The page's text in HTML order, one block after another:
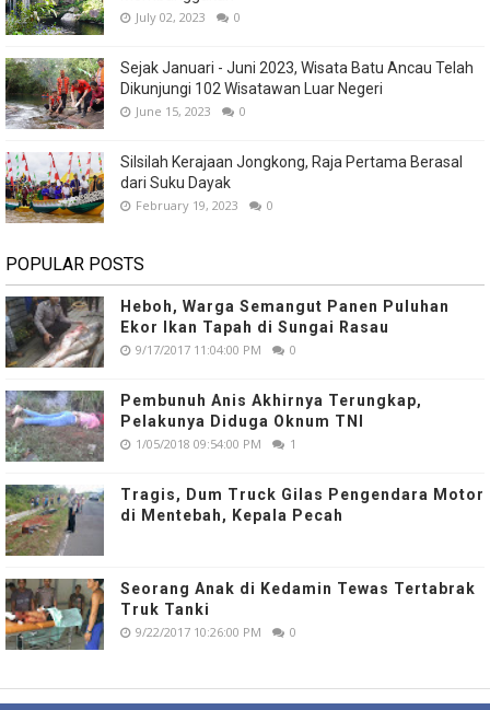
July 02, 2023 0
Sejak Januari - Juni 2023, Wisata Batu Ancau Telah
Dikunjungi 102 Wisatawan Luar Negeri
June 15, 2023 0
Silsilah Kerajaan Jongkong, Raja Pertama Berasal
dari Suku Dayak
February 19, 2023 0
POPULAR POSTS
Heboh, Warga Semangut Panen Puluhan
Ekor Ikan Tapah di Sungai Rasau
9/17/2017 11:04:00 PM 0
Pembunuh Anis Akhirnya Terungkap,
Pelakunya Diduga Oknum TNI
1/05/2018 09:54:00 PM 1
Tragis, Dum Truck Gilas Pengendara Motor
di Mentebah, Kepala Pecah
Seorang Anak di Kedamin Tewas Tertabrak
Truk Tanki
9/22/2017 10:26:00 PM 0